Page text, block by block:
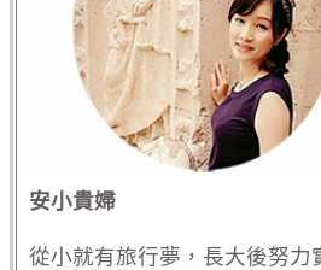
安小貴婦
從小就有旅行夢，長大後努力